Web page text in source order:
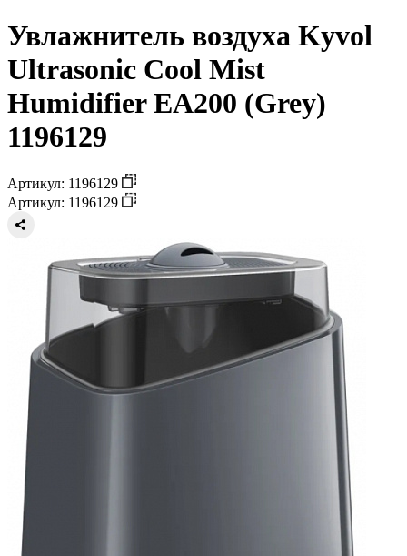
Увлажнитель воздуха Kyvol
Ultrasonic Cool Mist
Humidifier EA200 (Grey)
1196129
Артикул: 1196129
Артикул: 1196129